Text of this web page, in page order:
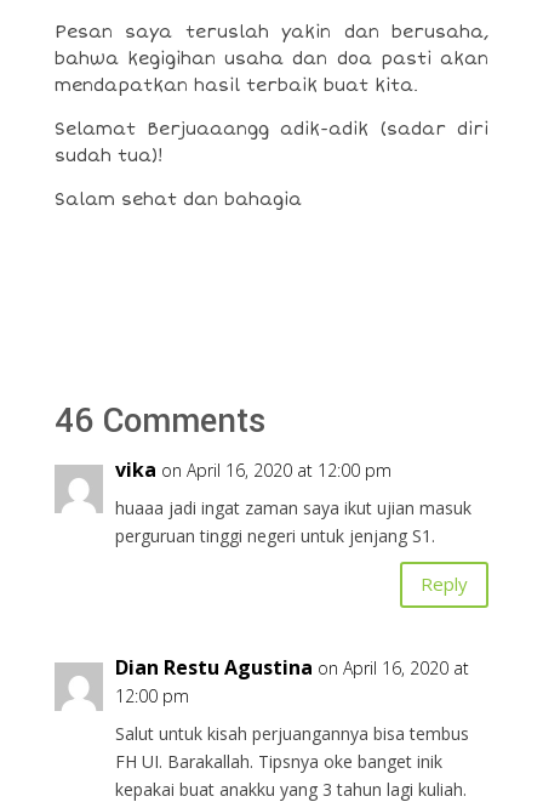
Pesan saya teruslah yakin dan berusaha,
bahwa kegigihan usaha dan doa pasti akan
mendapatkan hasil terbaik buat kita.
Selamat Berjuaaangg adik-adik (sadar diri
sudah tua)!
Salam sehat dan bahagia
46 Comments
vika on April 16, 2020 at 12:00 pm
huaaa jadi ingat zaman saya ikut ujian masuk
perguruan tinggi negeri untuk jenjang S1.
Reply
Dian Restu Agustina on April 16, 2020 at
12:00 pm
Salut untuk kisah perjuangannya bisa tembus
FH UI. Barakallah. Tipsnya oke banget inik
kepakai buat anakku yang 3 tahun lagi kuliah.